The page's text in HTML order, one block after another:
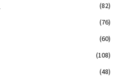
(82)
(76)
(60)
(108)
(48)